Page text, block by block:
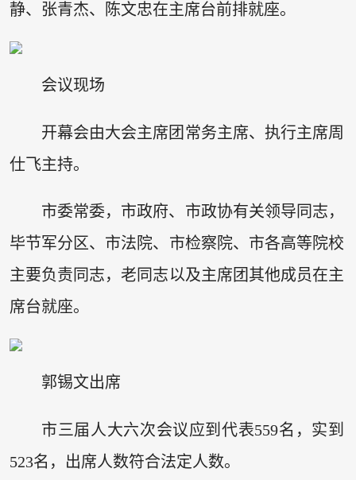
静、张青杰、陈文忠在主席台前排就座。
会议现场
开幕会由大会主席团常务主席、执行主席周
仕飞主持。
市委常委，市政府、市政协有关领导同志，
毕节军分区、市法院、市检察院、市各高等院校
主要负责同志，老同志以及主席团其他成员在主
席台就座。
郭锡文出席
市三届人大六次会议应到代表559名，实到
523名，出席人数符合法定人数。